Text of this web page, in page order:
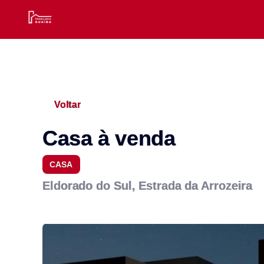
Voltar
Casa à venda
CASA
Eldorado do Sul, Estrada da Arrozeira